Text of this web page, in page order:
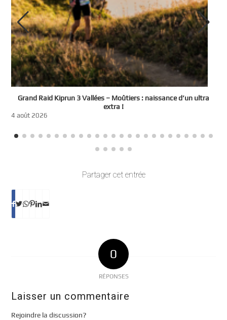
Grand Raid Kiprun 3 Vallées – Moûtiers : naissance d’un ultra
extra !
4 août 2026
Partager cet entrée
0
RÉPONSES
Laisser un commentaire
Rejoindre la discussion?